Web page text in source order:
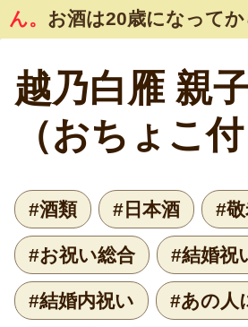
ん。 お酒は20歳になってか
越乃白雁 親
（おちょこ付
#酒類 #日本酒 #敬
#お祝い総合 #結婚祝
#結婚内祝い #あの人